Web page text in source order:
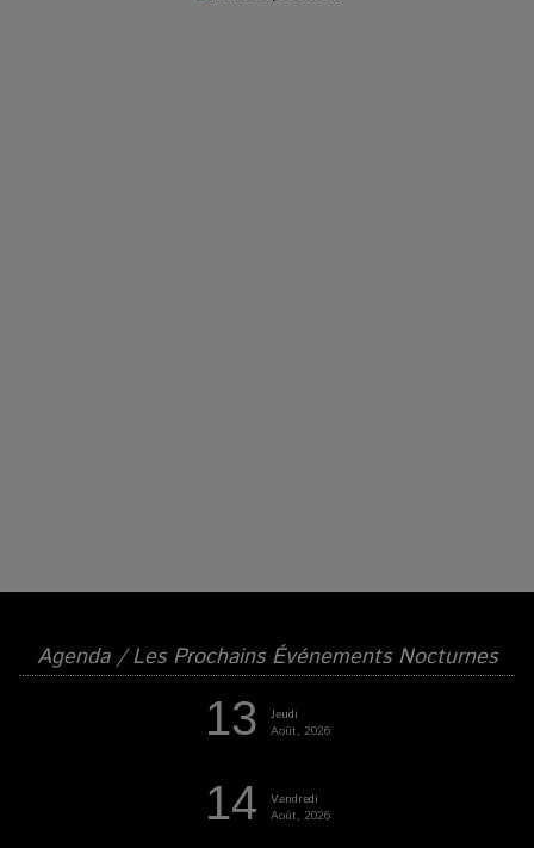
Agenda / Les Prochains Événements Nocturnes
13
Jeudi
Août, 2026
14
Vendredi
Août, 2026